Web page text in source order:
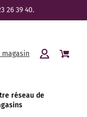
26 39 40.
réseau de